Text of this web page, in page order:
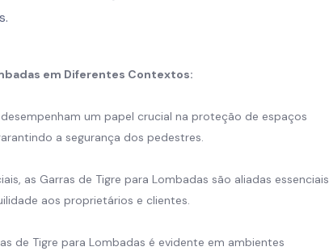
em Diferentes Contextos:
um papel crucial na proteção de espaços
a segurança dos pedestres.
as Garras de Tigre para Lombadas são aliadas essenciais
aos proprietários e clientes.
de Tigre para Lombadas é evidente em ambientes